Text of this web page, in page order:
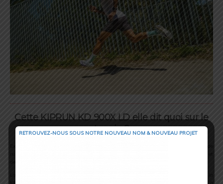
Cette KIPRUN KD 900X LD elle dit quoi sur le
terrain ?
RETROUVEZ-NOUS SOUS NOTRE NOUVEAU NOM & NOUVEAU PROJET